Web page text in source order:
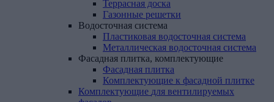
Террасная доска
Газонные решетки
Водосточная система
Пластиковая водосточная система
Металлическая водосточная система
Фасадная плитка, комплектующие
Фасадная плитка
Комплектующие к фасадной плитке
Комплектующие для вентилируемых